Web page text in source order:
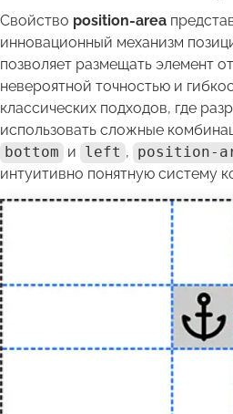
Свойство position-area
инновационный механизм
позволяет размещать элемент
невероятной точностью и
классических подходов, где
использовать сложные
bottom и left , position-
интуитивно понятную систему